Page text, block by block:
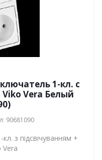
1-кл. с
Viko Vera Белый
90681090
з підсвічуванням +
Vera